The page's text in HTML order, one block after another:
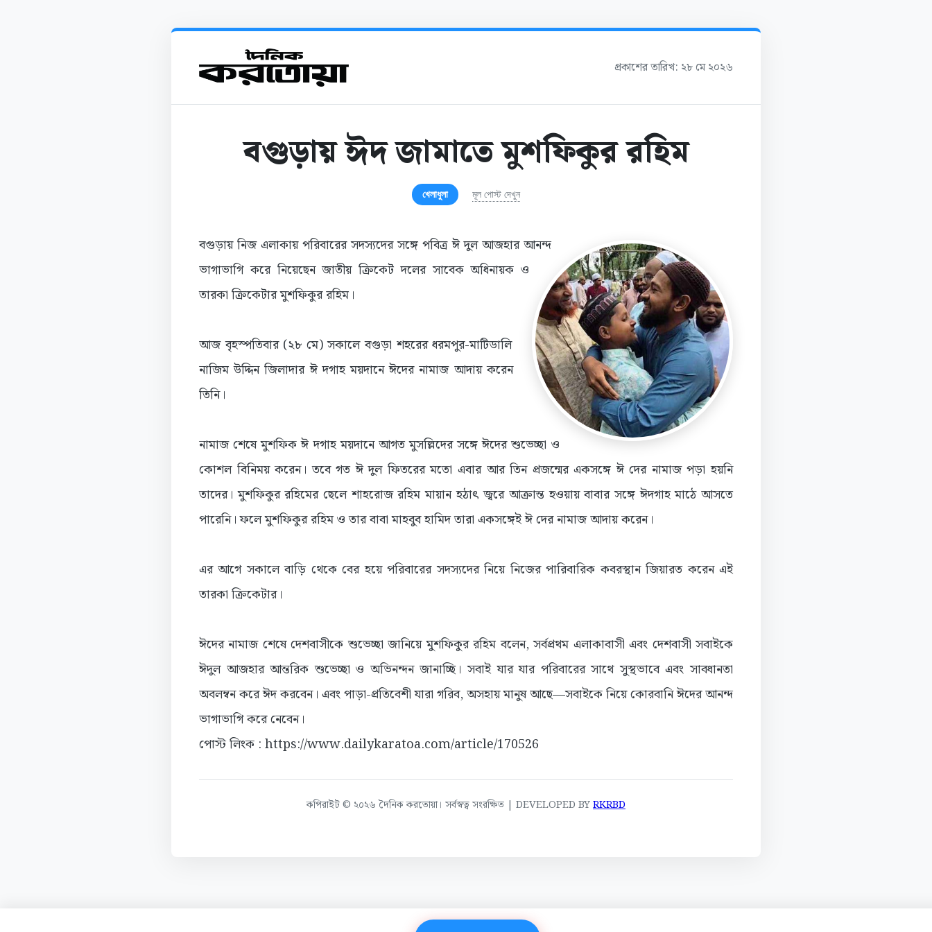
প্রকাশের তারিখ: ২৮ মে ২০২৬
বগুড়ায় ঈদ জামাতে মুশফিকুর রহিম
খেলাধুলা মূল পোস্ট দেখুন
বগুড়ায় নিজ এলাকায় পরিবারের সদস্যদের সঙ্গে পবিত্র ঈ দুল আজহার আনন্দ
ভাগাভাগি করে নিয়েছেন জাতীয় ক্রিকেট দলের সাবেক অধিনায়ক ও
তারকা ক্রিকেটার মুশফিকুর রহিম।
আজ বৃহস্পতিবার (২৮ মে) সকালে বগুড়া শহরের ধরমপুর-মাটিডালি
নাজিম উদ্দিন জিলাদার ঈ দগাহ ময়দানে ঈদের নামাজ আদায় করেন
তিনি।
নামাজ শেষে মুশফিক ঈ দগাহ ময়দানে আগত মুসল্লিদের সঙ্গে ঈদের শুভেচ্ছা ও
কোশল বিনিময় করেন। তবে গত ঈ দুল ফিতরের মতো এবার আর তিন প্রজন্মের একসঙ্গে ঈ দের নামাজ পড়া হয়নি
তাদের। মুশফিকুর রহিমের ছেলে শাহরোজ রহিম মায়ান হঠাৎ জ্বরে আক্রান্ত হওয়ায় বাবার সঙ্গে ঈদগাহ মাঠে আসতে
পারেনি। ফলে মুশফিকুর রহিম ও তার বাবা মাহবুব হামিদ তারা একসঙ্গেই ঈ দের নামাজ আদায় করেন।
এর আগে সকালে বাড়ি থেকে বের হয়ে পরিবারের সদস্যদের নিয়ে নিজের পারিবারিক কবরস্থান জিয়ারত করেন এই
তারকা ক্রিকেটার।
ঈদের নামাজ শেষে দেশবাসীকে শুভেচ্ছা জানিয়ে মুশফিকুর রহিম বলেন, সর্বপ্রথম এলাকাবাসী এবং দেশবাসী সবাইকে
ঈদুল আজহার আন্তরিক শুভেচ্ছা ও অভিনন্দন জানাচ্ছি। সবাই যার যার পরিবারের সাথে সুস্থভাবে এবং সাবধানতা
অবলম্বন করে ঈদ করবেন। এবং পাড়া-প্রতিবেশী যারা গরিব, অসহায় মানুষ আছে—সবাইকে নিয়ে কোরবানি ঈদের আনন্দ
ভাগাভাগি করে নেবেন।
পোস্ট লিংক : https://www.dailykaratoa.com/article/170526
কপিরাইট © ২০২৬ দৈনিক করতোয়া। সর্বস্বত্ব সংরক্ষিত | DEVELOPED BYRKRBD